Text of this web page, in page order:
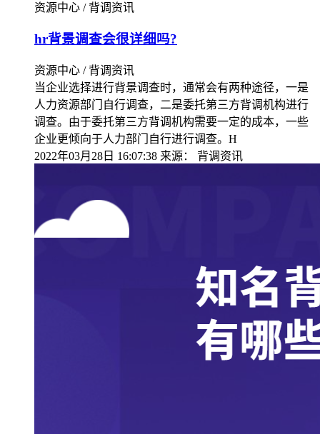
资源中心 / 背调资讯
hr背景调查会很详细吗?
资源中心 / 背调资讯
当企业选择进行背景调查时，通常会有两种途径，一是
人力资源部门自行调查，二是委托第三方背调机构进行
调查。由于委托第三方背调机构需要一定的成本，一些
企业更倾向于人力部门自行进行调查。H
2022年03月28日 16:07:38 来源： 背调资讯